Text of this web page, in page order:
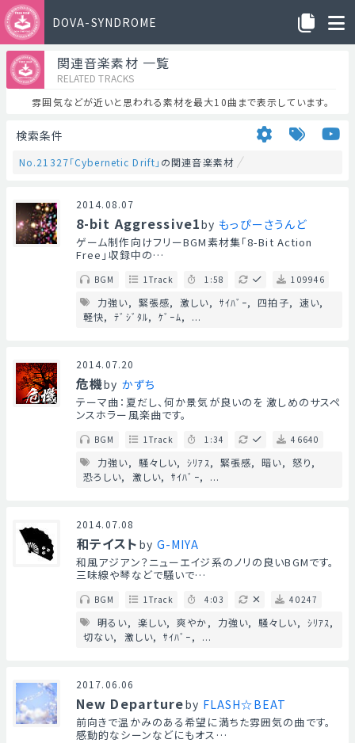
DOVA-SYNDROME
関連音楽素材 一覧
RELATED TRACKS
雰囲気などが近いと思われる素材を最大10曲まで表示しています。
検索条件
No.21327「Cybernetic Drift」 の関連音楽素材
2014.08.07
8-bit Aggressive1by もっぴーさうんど
ゲーム制作向けフリーBGM素材集「8-Bit Action
Free」収録中の…
BGM 1Track 1:58 109946
力強い 緊張感 激しい ｻｲﾊﾞｰ 四拍子
速い
軽快
ﾃﾞｼﾞﾀﾙ ｹﾞｰﾑ ...
2014.07.20
危機by かずち
テーマ曲：夏だし、何か景気が良いのを 激しめのサスペ
ンスホラー風楽曲です。
BGM 1Track 1:34 46640
力強い 騒々しい ｼﾘｱｽ 緊張感 暗い
怒り
恐ろしい
激しい ｻｲﾊﾞｰ ...
2014.07.08
和テイスト by G-MIYA
和風アジアン？ニューエイジ系のノリの良いBGMです。
三味線や琴などで騒いで…
BGM 1Track 4:03 40247
明るい 楽しい 爽やか 力強い 騒々しい
ｼﾘｱｽ
切ない
激しい ｻｲﾊﾞｰ ...
2017.06.06
New Departureby FLASH☆BEAT
前向きで温かみのある希望に満ちた雰囲気の曲です。
感動的なシーンなどにもオス…